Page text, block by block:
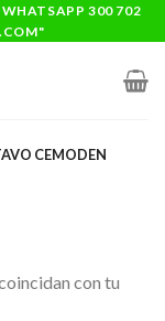
300 702
CEMODEN
con tu